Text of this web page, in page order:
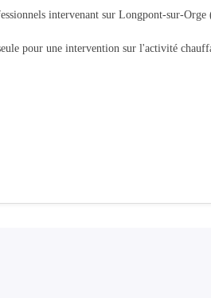
intervenant sur Longpont-sur-Orge
pour une intervention sur l'activité